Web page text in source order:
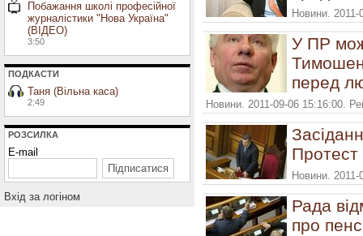
Побажання школі професійної
журналістики "Нова Україна"
(ВІДЕО)
3:50
ПОДКАСТИ
Таня (Вільна каса)
2:49
РОЗСИЛКА
E-mail
Вхiд за логiном
Новини.
У ПР
перед
Новини. 2011-09-06 15:16:00.
Протест
Новини.
Рада
про